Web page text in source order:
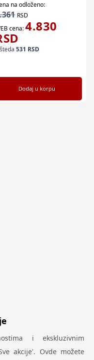
na odloženo:
RSD
cena:4.830
531 RSD
Dodaj u korpu
i ekskluzivnim
akcije'. Ovde možete